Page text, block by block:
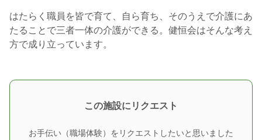
はたらく職員を皆で育て、自ら育ち、そのうえで介護にあ
たることで三者一体の介護ができる。健恒会はそんな考え
方で成り立っています。
この施設にリクエスト
お手伝い（職場体験）をリクエストしたいと思いました